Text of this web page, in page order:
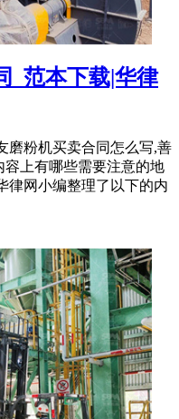
_范本下载|华律
磨粉机买卖合同怎么写,善
上有哪些需要注意的地
律网小编整理了以下的内